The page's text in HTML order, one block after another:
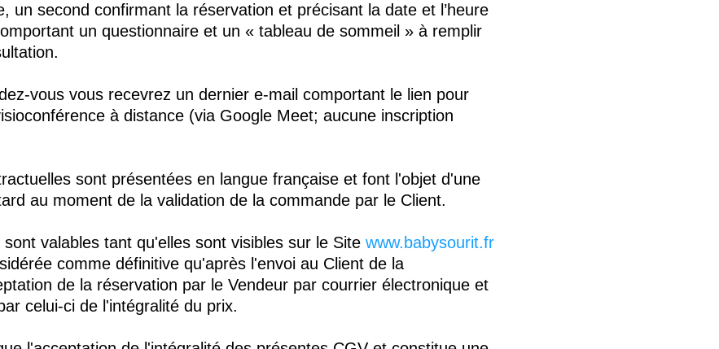
un second confirmant la réservation et précisant la date et l’heure
un questionnaire et un « tableau de sommeil » à remplir
vous vous recevrez un dernier e-mail comportant le lien pour
à distance (via Google Meet; aucune inscription
sont présentées en langue française et font l'objet d'une
au moment de la validation de la commande par le Client.
valables tant qu'elles sont visibles sur le Site www.babysourit.fr
comme définitive qu'après l'envoi au Client de la
de la réservation par le Vendeur par courrier électronique et
celui-ci de l'intégralité du prix.